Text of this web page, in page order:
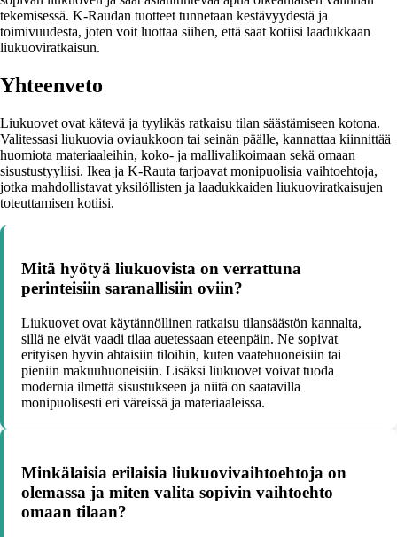
tekemisessä. K-Raudan tuotteet tunnetaan kestävyydestä ja
toimivuudesta, joten voit luottaa siihen, että saat kotiisi laadukkaan
liukuoviratkaisun.
Yhteenveto
Liukuovet ovat kätevä ja tyylikäs ratkaisu tilan säästämiseen kotona.
Valitessasi liukuovia oviaukkoon tai seinän päälle, kannattaa kiinnittää
huomiota materiaaleihin, koko- ja mallivalikoimaan sekä omaan
sisustustyyliisi. Ikea ja K-Rauta tarjoavat monipuolisia vaihtoehtoja,
jotka mahdollistavat yksilöllisten ja laadukkaiden liukuoviratkaisujen
toteuttamisen kotiisi.
Mitä hyötyä liukuovista on verrattuna
perinteisiin saranallisiin oviin?
Liukuovet ovat käytännöllinen ratkaisu tilansäästön kannalta,
sillä ne eivät vaadi tilaa auetessaan eteenpäin. Ne sopivat
erityisen hyvin ahtaisiin tiloihin, kuten vaatehuoneisiin tai
pieniin makuuhuoneisiin. Lisäksi liukuovet voivat tuoda
modernia ilmettä sisustukseen ja niitä on saatavilla
monipuolisesti eri väreissä ja materiaaleissa.
Minkälaisia erilaisia liukuovivaihtoehtoja on
olemassa ja miten valita sopivin vaihtoehto
omaan tilaan?